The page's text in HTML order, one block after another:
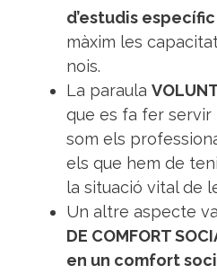
d’estudis específic
màxim les
nois.
La paraula
que es fa fer
som els
els que hem de
la situació vital de
Un altre aspecte
DE COMFORT
en un comfort